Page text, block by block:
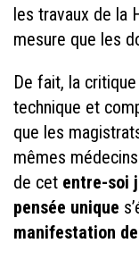
les travaux de la
mesure que les
De fait, la
technique et
que les
mêmes
de cet entre-soi
pensée unique
manifestation